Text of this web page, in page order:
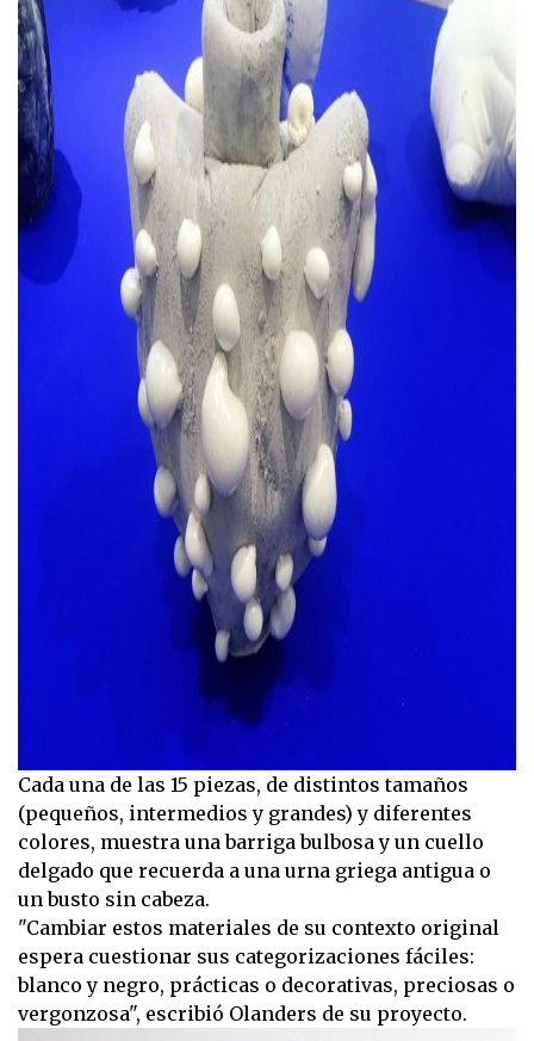
Cada una de las 15 piezas, de distintos tamaños
(pequeños, intermedios y grandes) y diferentes
colores, muestra una barriga bulbosa y un cuello
delgado que recuerda a una urna griega antigua o
un busto sin cabeza.
"Cambiar estos materiales de su contexto original
espera cuestionar sus categorizaciones fáciles:
blanco y negro, prácticas o decorativas, preciosas o
vergonzosa", escribió Olanders de su proyecto.